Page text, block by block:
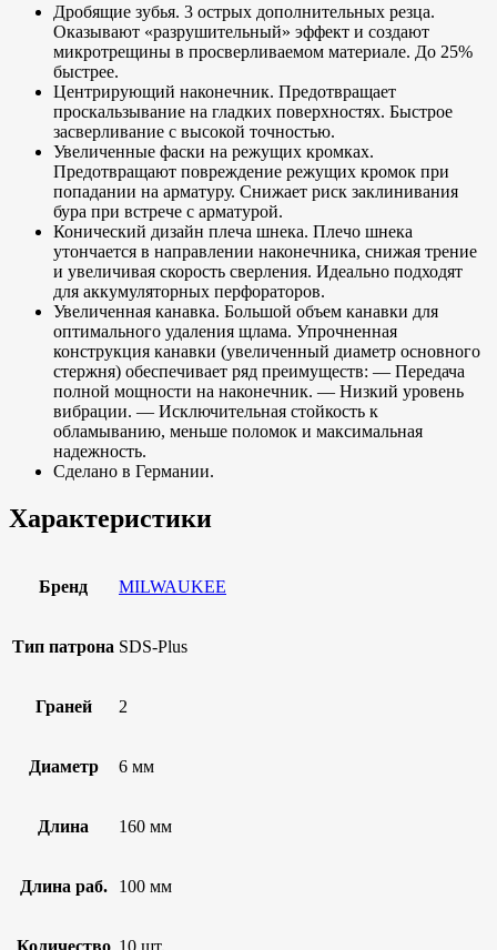
Дробящие зубья. 3 острых дополнительных резца.
Оказывают «разрушительный» эффект и создают
микротрещины в просверливаемом материале. До 25%
быстрее.
Центрирующий наконечник. Предотвращает
проскальзывание на гладких поверхностях. Быстрое
засверливание с высокой точностью.
Увеличенные фаски на режущих кромках.
Предотвращают повреждение режущих кромок при
попадании на арматуру. Снижает риск заклинивания
бура при встрече с арматурой.
Конический дизайн плеча шнека. Плечо шнека
утончается в направлении наконечника, снижая трение
и увеличивая скорость сверления. Идеально подходят
для аккумуляторных перфораторов.
Увеличенная канавка. Большой объем канавки для
оптимального удаления щлама. Упрочненная
конструкция канавки (увеличенный диаметр основного
стержня) обеспечивает ряд преимуществ: — Передача
полной мощности на наконечник. — Низкий уровень
вибрации. — Исключительная стойкость к
обламыванию, меньше поломок и максимальная
надежность.
Сделано в Германии.
Характеристики
Бренд MILWAUKEE
Тип патрона SDS-Plus
Граней 2
Диаметр 6 мм
Длина 160 мм
Длина раб. 100 мм
Количество 10 шт.